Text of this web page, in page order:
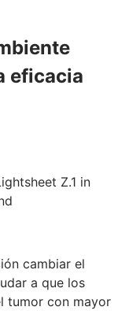
eficacia
cambiar el
a que los
tumor con mayor